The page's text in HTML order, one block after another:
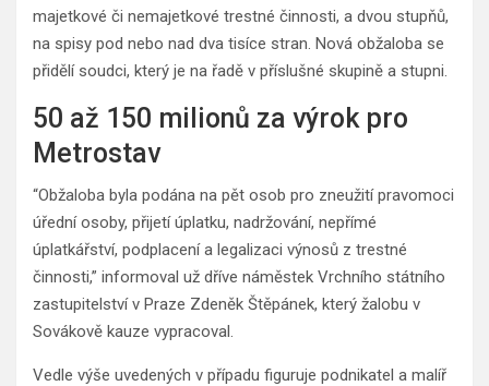
majetkové či nemajetkové trestné činnosti, a dvou stupňů,
na spisy pod nebo nad dva tisíce stran. Nová obžaloba se
přidělí soudci, který je na řadě v příslušné skupině a stupni.
50 až 150 milionů za výrok pro
Metrostav
“Obžaloba byla podána na pět osob pro zneužití pravomoci
úřední osoby, přijetí úplatku, nadržování, nepřímé
úplatkářství, podplacení a legalizaci výnosů z trestné
činnosti,” informoval už dříve náměstek Vrchního státního
zastupitelství v Praze Zdeněk Štěpánek, který žalobu v
Sovákově kauze vypracoval.
Vedle výše uvedených v případu figuruje podnikatel a malíř